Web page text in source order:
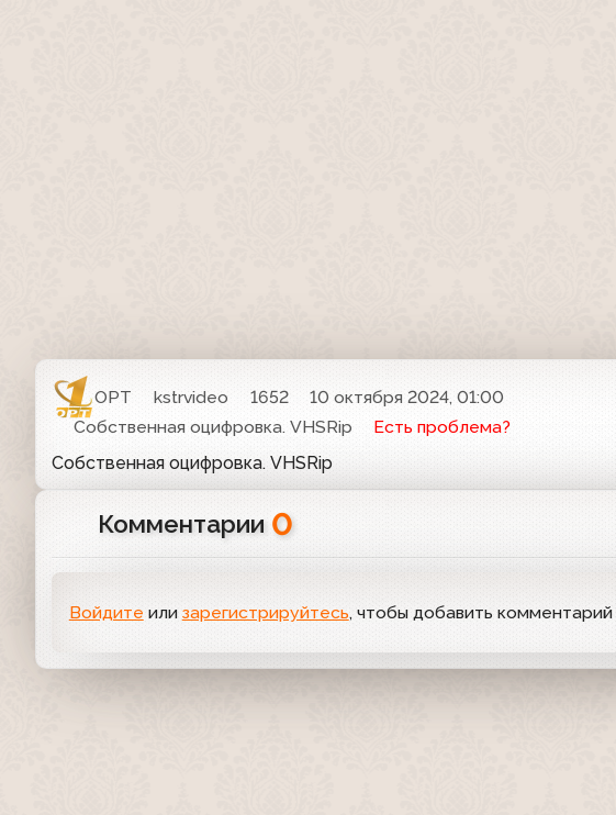
ОРТ kstrvideo 1652
10 октября 2024, 01:00
Собственная оцифровка. VHSRip
Есть проблема?
Собственная оцифровка. VHSRip
Комментарии 0
Войдите или зарегистрируйтесь, чтобы добавить комментарий